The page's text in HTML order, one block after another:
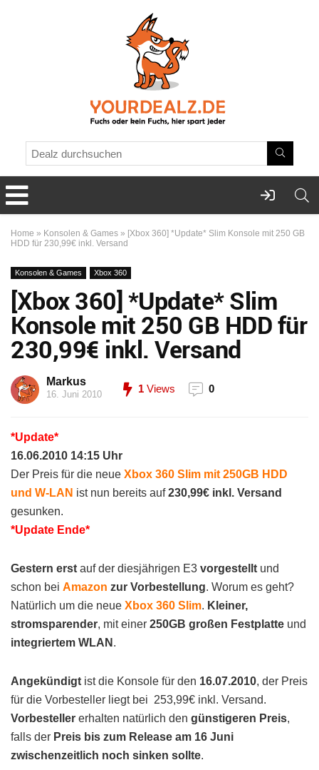
Home » Konsolen & Games » [Xbox 360] *Update* Slim Konsole mit 250 GB
HDD für 230,99€ inkl. Versand
Konsolen & Games Xbox 360
[Xbox 360] *Update* Slim
Konsole mit 250 GB HDD für
230,99€ inkl. Versand
Markus
16. Juni 2010 1 Views 0
*Update*
16.06.2010 14:15 Uhr
Der Preis für die neue Xbox 360 Slim mit 250GB HDD
und W-LAN ist nun bereits auf230,99€ inkl. Versand
gesunken.
*Update Ende*
Gestern erst auf der diesjährigen E3 vorgestellt und
schon bei Amazon zur Vorbestellung. Worum es geht?
Natürlich um die neue Xbox 360 Slim. Kleiner,
stromsparender, mit einer 250GB großen Festplatte und
integriertem WLAN .
Angekündigt ist die Konsole für den 16.07.2010, der Preis
für die Vorbesteller liegt bei 253,99€ inkl. Versand.
Vorbesteller erhalten natürlich den günstigeren Preis,
falls der Preis bis zum Release am 16 Juni
zwischenzeitlich noch sinken sollte.